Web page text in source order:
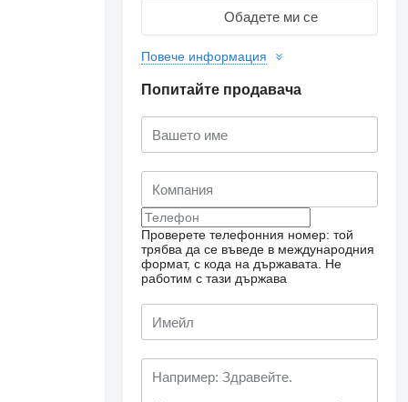
Обадете ми се
Повече информация
Попитайте продавача
Проверете телефонния номер: той
трябва да се въведе в международния
формат, с кода на държавата.
Не
работим с тази държава